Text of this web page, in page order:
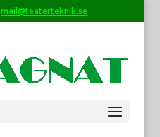
mail@teaterteknik.se